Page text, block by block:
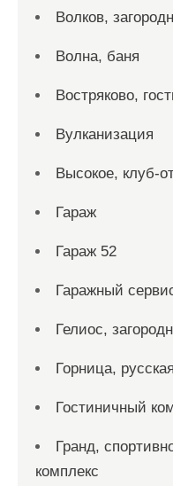
Волков,
Волна, баня
Востряково,
Вулканизация
Высокое, клуб-
Гараж
Гараж 52
Гаражный
Гелиос,
Горница,
Гостиничный
Гранд,
комплекс